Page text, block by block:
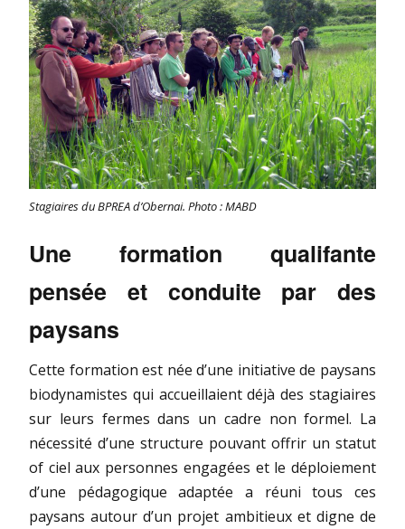
Stagiaires du BPREA d’Obernai. Photo : MABD
Une formation qualifante
pensée et conduite par des
paysans
Cette formation est née d’une initiative de paysans
biodynamistes qui accueillaient déjà des stagiaires
sur leurs fermes dans un cadre non formel. La
nécessité d’une structure pouvant offrir un statut
of ciel aux personnes engagées et le déploiement
d’une pédagogique adaptée a réuni tous ces
paysans autour d’un projet ambitieux et digne de